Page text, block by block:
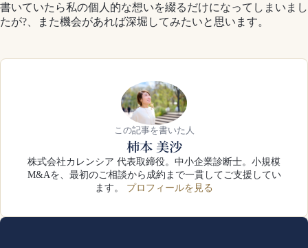
書いていたら私の個人的な想いを綴るだけになってしまいまし
たが?、また機会があれば深堀してみたいと思います。
この記事を書いた人
柿本 美沙
株式会社カレンシア 代表取締役。中小企業診断士。小規模
M&Aを、最初のご相談から成約まで一貫してご支援してい
ます。 プロフィールを見る